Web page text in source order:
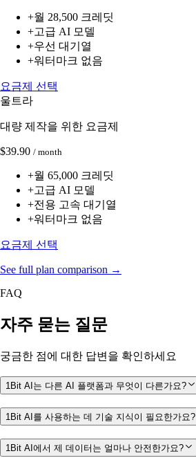
+월 28,500 크레딧
+고급 AI 모델
+우선 대기열
+워터마크 없음
요금제 선택
울트라
대량 제작을 위한 요금제
$39.90 / month
+월 65,000 크레딧
+고급 AI 모델
+전용 고속 대기열
+워터마크 없음
요금제 선택
See full plan comparison →
FAQ
자주 묻는 질문
궁금한 점에 대한 답변을 확인하세요
1Bit AI는 다른 AI 플랫폼과 무엇이 다른가요?
1Bit AI를 사용하는 데 기술 지식이 필요한가요?
1Bit AI에서 제 데이터는 얼마나 안전한가요?